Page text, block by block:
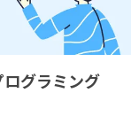
グラミング